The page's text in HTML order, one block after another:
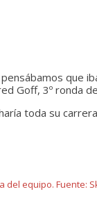
Goff, 3º ronda
toda su
equipo. Fuente: